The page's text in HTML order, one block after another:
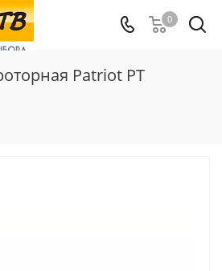
0
Patriot PT